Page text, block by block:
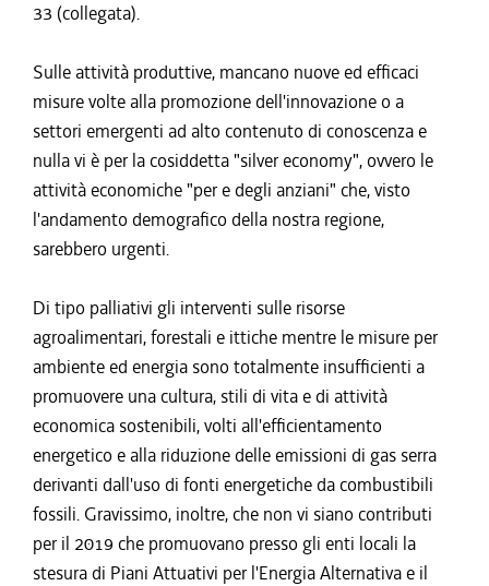
33 (collegata).
Sulle attività produttive, mancano nuove ed efficaci
misure volte alla promozione dell'innovazione o a
settori emergenti ad alto contenuto di conoscenza e
nulla vi è per la cosiddetta "silver economy", ovvero le
attività economiche "per e degli anziani" che, visto
l'andamento demografico della nostra regione,
sarebbero urgenti.
Di tipo palliativi gli interventi sulle risorse
agroalimentari, forestali e ittiche mentre le misure per
ambiente ed energia sono totalmente insufficienti a
promuovere una cultura, stili di vita e di attività
economica sostenibili, volti all'efficientamento
energetico e alla riduzione delle emissioni di gas serra
derivanti dall'uso di fonti energetiche da combustibili
fossili. Gravissimo, inoltre, che non vi siano contributi
per il 2019 che promuovano presso gli enti locali la
stesura di Piani Attuativi per l'Energia Alternativa e il